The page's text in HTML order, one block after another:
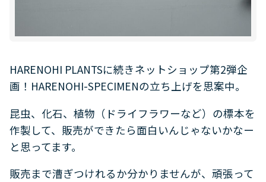
HARENOHI PLANTSに続きネットショップ第2弾企
画！HARENOHI-SPECIMENの立ち上げを思案中。
昆虫、化石、植物（ドライフラワーなど）の標本を
作製して、販売ができたら面白いんじゃないかなー
と思ってます。
販売まで漕ぎつけれるか分かりませんが、頑張って